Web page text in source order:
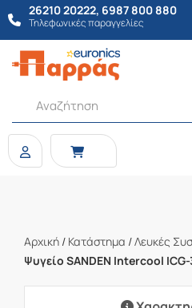
26210 20222, 6987 800 880
Τηλεφωνικές παραγγελίες
Αρχική / Κατάστημα /Λευκές
Ψυγείο SANDEN Intercool ICG-